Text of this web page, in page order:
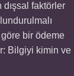
faktörler
göre bir ödeme
Bilgiyi kimin ve